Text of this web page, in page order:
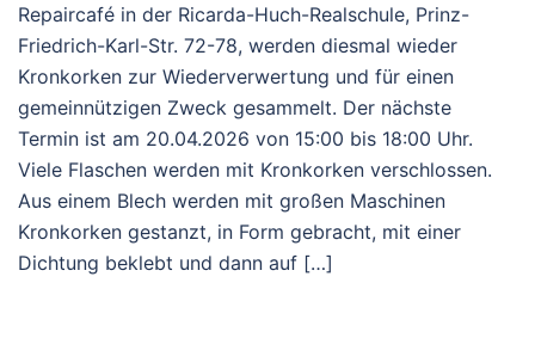
Repaircafé in der Ricarda-Huch-Realschule, Prinz-
Friedrich-Karl-Str. 72-78, werden diesmal wieder
Kronkorken zur Wiederverwertung und für einen
gemeinnützigen Zweck gesammelt. Der nächste
Termin ist am 20.04.2026 von 15:00 bis 18:00 Uhr.
Viele Flaschen werden mit Kronkorken verschlossen.
Aus einem Blech werden mit großen Maschinen
Kronkorken gestanzt, in Form gebracht, mit einer
Dichtung beklebt und dann auf […]